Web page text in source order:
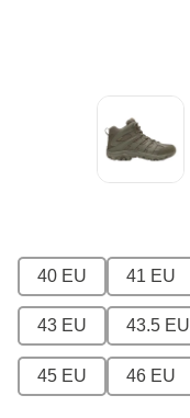
40 EU 41 EU
43 EU 43.5 EU
45 EU 46 EU